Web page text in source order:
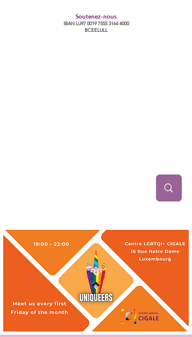
Soutenez-nous
IBAN LU97 0019 7555 3164 4000
BCEELULL